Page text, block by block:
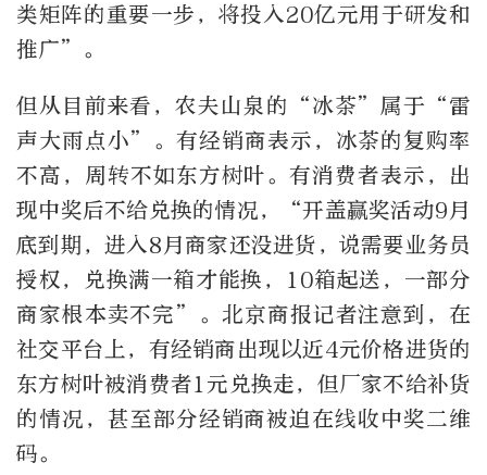
类矩阵的重要一步，将投入20亿元用于研发和
推广”。
但从目前来看，农夫山泉的“冰茶”属于“雷
声大雨点小”。有经销商表示，冰茶的复购率
不高，周转不如东方树叶。有消费者表示，出
现中奖后不给兑换的情况，“开盖赢奖活动9月
底到期，进入8月商家还没进货，说需要业务员
授权，兑换满一箱才能换，10箱起送，一部分
商家根本卖不完”。北京商报记者注意到，在
社交平台上，有经销商出现以近4元价格进货的
东方树叶被消费者1元兑换走，但厂家不给补货
的情况，甚至部分经销商被迫在线收中奖二维
码。